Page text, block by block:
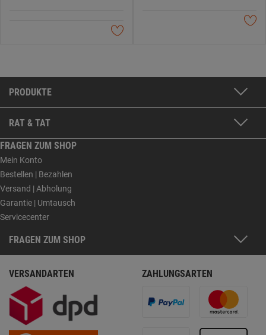
PRODUKTE
RAT & TAT
FRAGEN ZUM SHOP
Mein Konto
Bestellen | Bezahlen
Versand | Abholung
Garantie | Umtausch
Servicecenter
FRAGEN ZUM SHOP
VERSANDARTEN ZAHLUNGSARTEN